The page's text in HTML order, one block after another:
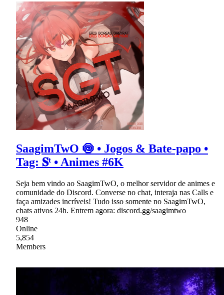
SaagimTwO 🍥 • Jogos & Bate-papo •
Tag: 𝐒ᵗ • Animes #6K
Seja bem vindo ao SaagimTwO, o melhor servidor de animes e
comunidade do Discord. Converse no chat, interaja nas Calls e
faça amizades incríveis! Tudo isso somente no SaagimTwO,
chats ativos 24h. Entrem agora: discord.gg/saagimtwo
948
Online
5,854
Members